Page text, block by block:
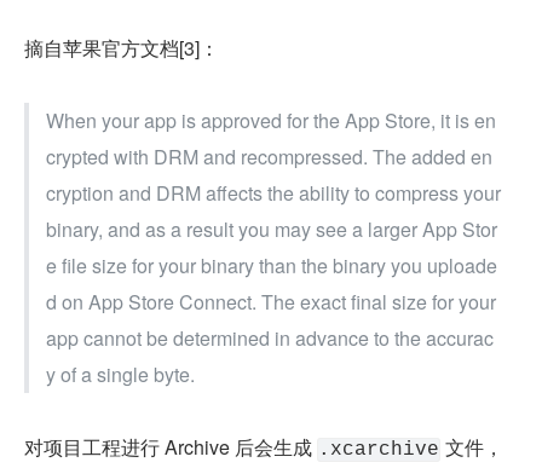
摘自苹果官方文档[3]：
When your app is approved for the App Store, it is en
crypted with DRM and recompressed. The added en
cryption and DRM affects the ability to compress your
binary, and as a result you may see a larger App Stor
e file size for your binary than the binary you uploade
d on App Store Connect. The exact final size for your
app cannot be determined in advance to the accurac
y of a single byte.
对项目工程进行 Archive 后会生成 .xcarchive 文件，